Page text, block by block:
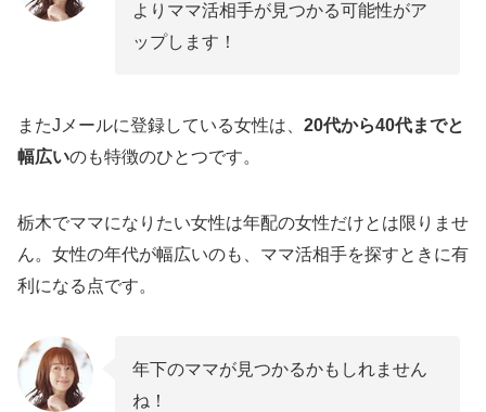
よりママ活相手が見つかる可能性がア
ップします！
またJメールに登録している女性は、 20代から40代までと
幅広いのも特徴のひとつです。
栃木でママになりたい女性は年配の女性だけとは限りませ
ん。女性の年代が幅広いのも、ママ活相手を探すときに有
利になる点です。
年下のママが見つかるかもしれません
ね！